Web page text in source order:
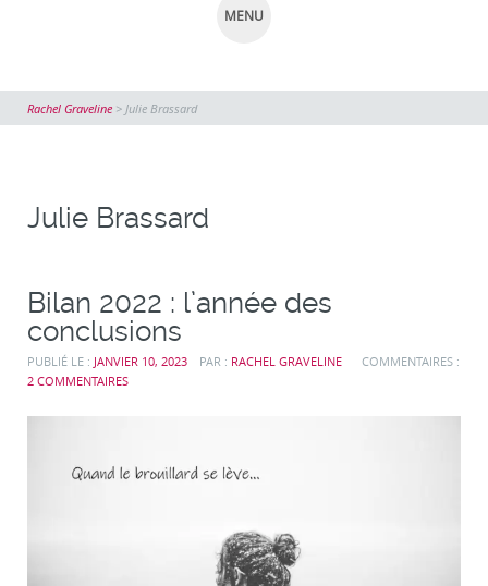
MENU
Rachel Graveline > Julie Brassard
Julie Brassard
Bilan 2022 : l’année des
conclusions
PUBLIÉ LE : JANVIER 10, 2023 PAR : RACHEL GRAVELINE
COMMENTAIRES :
2 COMMENTAIRES